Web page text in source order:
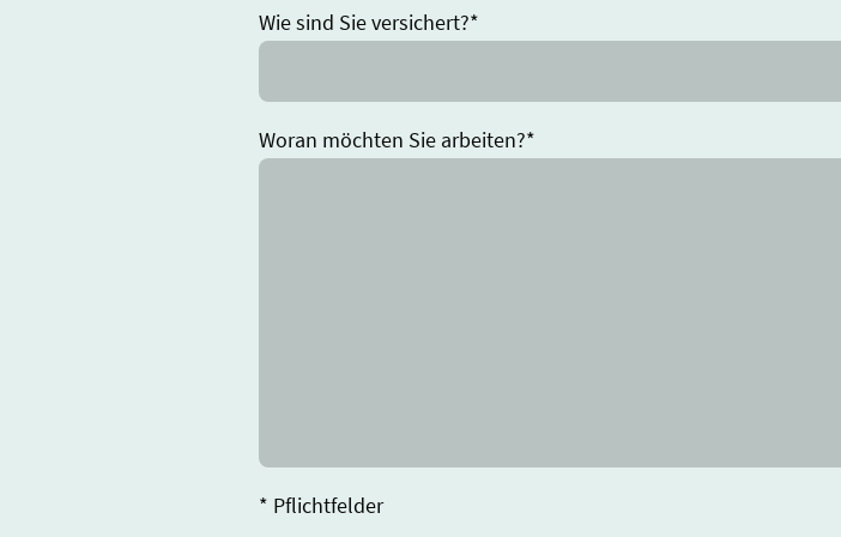
Wie sind Sie versichert?*
Woran möchten Sie arbeiten?*
* Pflichtfelder